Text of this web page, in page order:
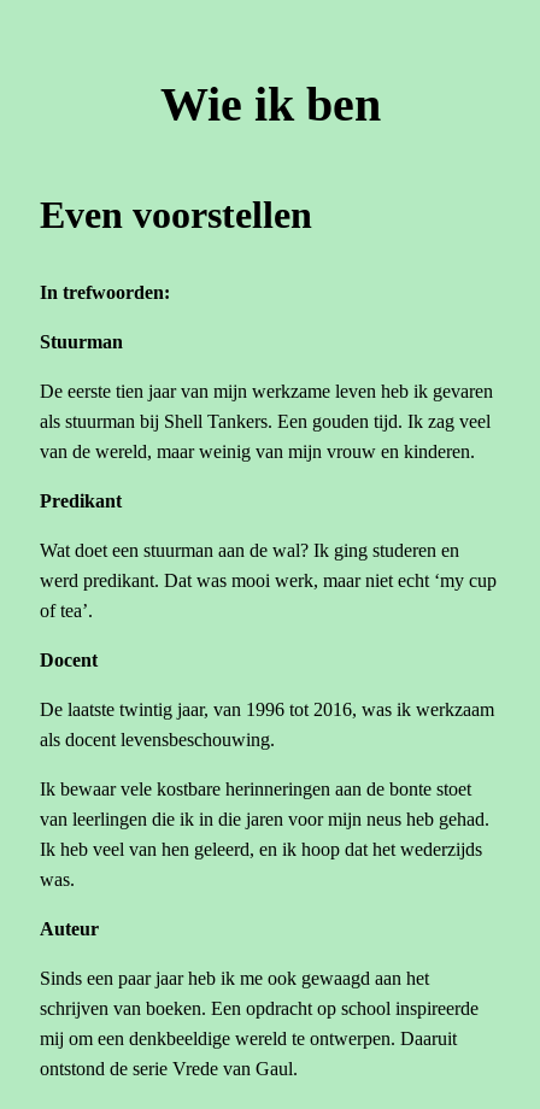
Wie ik ben
Even voorstellen
In trefwoorden:
Stuurman
De eerste tien jaar van mijn werkzame leven heb ik gevaren
als stuurman bij Shell Tankers. Een gouden tijd. Ik zag veel
van de wereld, maar weinig van mijn vrouw en kinderen.
Predikant
Wat doet een stuurman aan de wal? Ik ging studeren en
werd predikant. Dat was mooi werk, maar niet echt ‘my cup
of tea’.
Docent
De laatste twintig jaar, van 1996 tot 2016, was ik werkzaam
als docent levensbeschouwing.
Ik bewaar vele kostbare herinneringen aan de bonte stoet
van leerlingen die ik in die jaren voor mijn neus heb gehad.
Ik heb veel van hen geleerd, en ik hoop dat het wederzijds
was.
Auteur
Sinds een paar jaar heb ik me ook gewaagd aan het
schrijven van boeken. Een opdracht op school inspireerde
mij om een denkbeeldige wereld te ontwerpen. Daaruit
ontstond de serie Vrede van Gaul.